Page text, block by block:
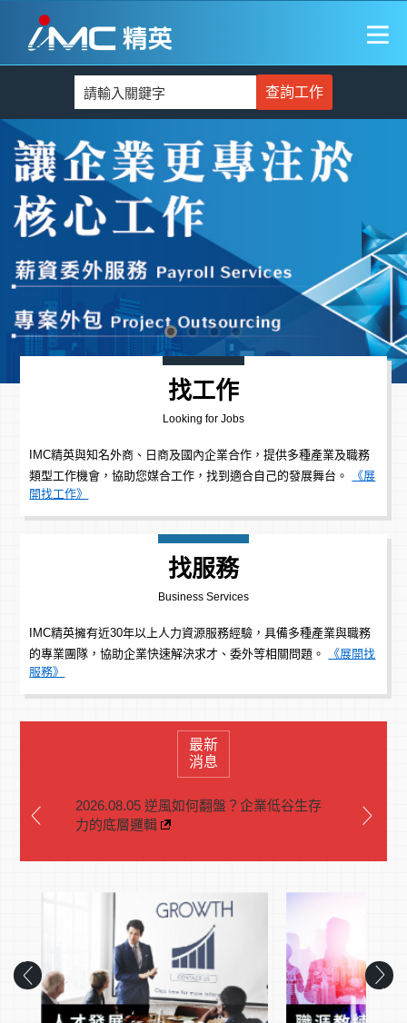
查詢工作
找工作
Looking for Jobs
IMC精英與知名外商、日商及國內企業合作，提供多種產業及職務
類型工作機會，協助您媒合工作，找到適合自己的發展舞台。
《展
開找工作》
找服務
Business Services
IMC精英擁有近30年以上人力資源服務經驗，具備多種產業與職務
的專業團隊，協助企業快速解決求才、委外等相關問題。
《展開找
服務》
最新
消息
2026.08.05 逆風如何翻盤？企業低谷生存
力的底層邏輯